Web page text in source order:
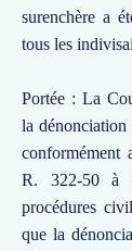
surenchère a
tous les
Portée : La
la dénonciation
conformément
R. 322-50 à
procédures
que la